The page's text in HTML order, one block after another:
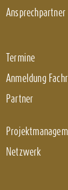
Ansprechpartner
Termine
Anmeldung
Partner
Netzwerk